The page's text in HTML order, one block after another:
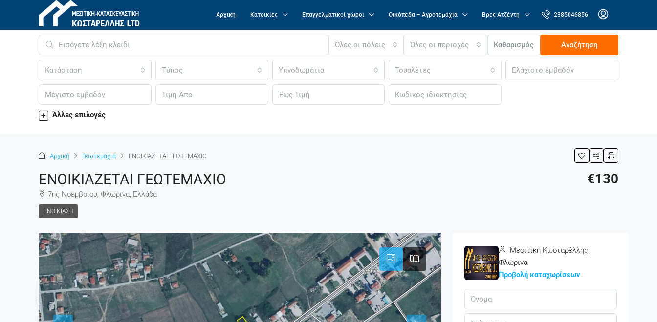
Αρχική Κατοικίες Επαγγελματικοί χώροι Οικόπεδα – Αγροτεμάχια Βρες Ατζέντη 2385046856
Όλες οι πόλεις Όλες οι περιοχές Καθαρισμός Αναζήτηση
Κατάσταση Τύπος Υπνοδωμάτια Τουαλέτες
Άλλες επιλογές
Αρχική Γεωτεμάχια ΕΝΟΙΚΙΑΖΕΤΑΙ ΓΕΩΤΕΜΑΧΙΟ
ΕΝΟΙΚΙΑΖΕΤΑΙ ΓΕΩΤΕΜΑΧΙΟ
7ης Νοεμβρίου, Φλώρινα, Ελλάδα
ΕΝΟΙΚΊΑΣΗ
€130
Μεσιτική Κωσταρέλλης
Φλώρινα
Προβολή καταχωρίσεων